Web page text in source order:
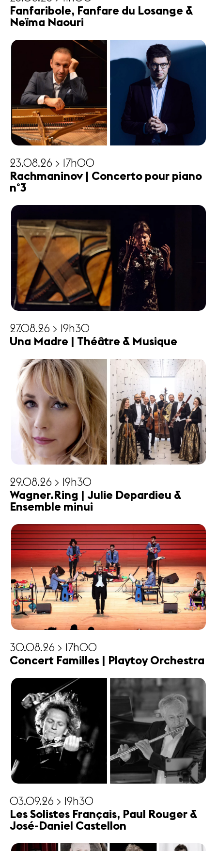
Fanfaribole, Fanfare du Losange &
Neïma Naouri
23.08.26 > 17h00
Rachmaninov | Concerto pour piano
n°3
27.08.26 > 19h30
Una Madre | Théâtre & Musique
29.08.26 > 19h30
Wagner.Ring | Julie Depardieu &
Ensemble minui
30.08.26 > 17h00
Concert Familles | Playtoy Orchestra
03.09.26 > 19h30
Les Solistes Français, Paul Rouger &
José-Daniel Castellon